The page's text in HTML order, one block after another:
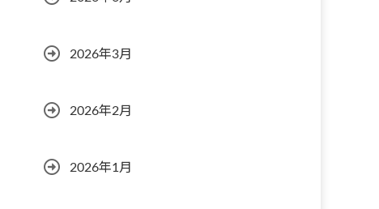
2026年3月
2026年2月
2026年1月